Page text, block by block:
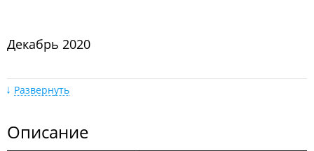
Декабрь 2020
Развернуть
Описание